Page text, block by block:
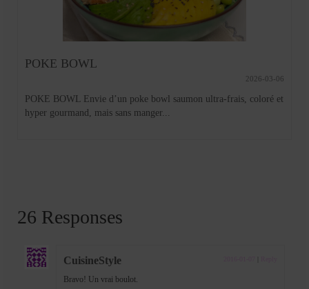
POKE BOWL
2026-03-06
POKE BOWL Envie d’un poke bowl saumon ultra-frais, coloré et
hyper gourmand, mais sans manger...
26 Responses
CuisineStyle
Bravo! Un vrai boulot.